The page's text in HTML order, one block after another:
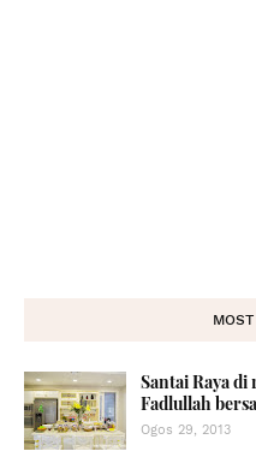
Santai Raya
Fadlullah
Ogos 29, 2013